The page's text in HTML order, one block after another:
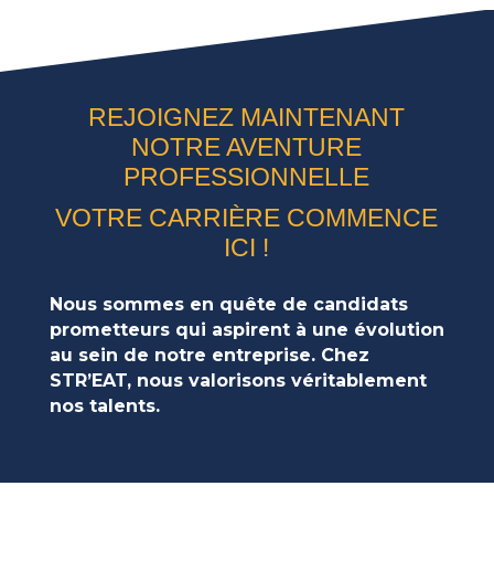
REJOIGNEZ MAINTENANT
NOTRE AVENTURE
PROFESSIONNELLE
VOTRE CARRIÈRE COMMENCE
ICI !
Nous sommes en quête de candidats
prometteurs qui aspirent à une évolution
au sein de notre entreprise. Chez
STR’EAT, nous valorisons véritablement
nos talents.